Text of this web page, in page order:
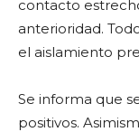
contacto
anterioridad.
el aislamiento
Se informa que
positivos.